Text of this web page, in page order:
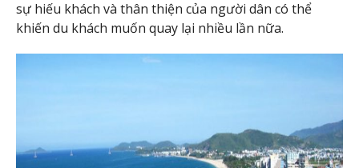
sự hiếu khách và thân thiện của người dân có thể
khiến du khách muốn quay lại nhiều lần nữa.